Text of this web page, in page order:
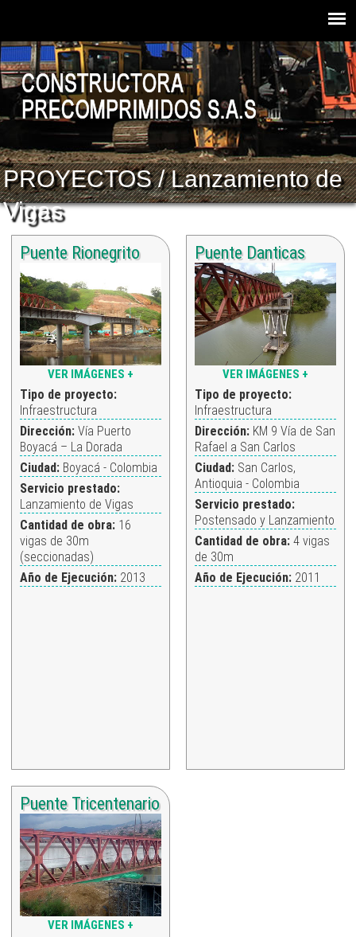
PROYECTOS / Lanzamiento de
Vigas
Puente Rionegrito
VER IMÁGENES +
Tipo de proyecto:
Infraestructura
Dirección: Vía Puerto
Boyacá – La Dorada
Ciudad: Boyacá - Colombia
Servicio prestado:
Lanzamiento de Vigas
Cantidad de obra: 16
vigas de 30m
(seccionadas)
Año de Ejecución: 2013
Puente Danticas
VER IMÁGENES +
Tipo de proyecto:
Infraestructura
Dirección: KM 9 Vía de San
Rafael a San Carlos
Ciudad: San Carlos,
Antioquia - Colombia
Servicio prestado:
Postensado y Lanzamiento
Cantidad de obra: 4 vigas
de 30m
Año de Ejecución: 2011
Puente Tricentenario
VER IMÁGENES +